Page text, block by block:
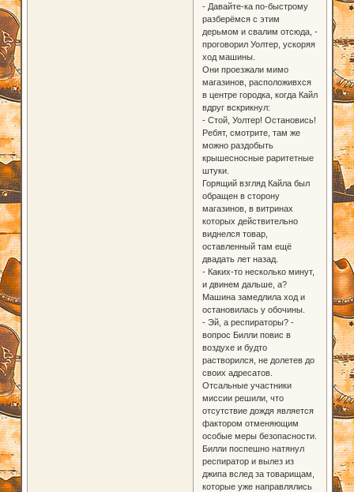
- Давайте-ка по-быстрому
разберёмся с этим
дерьмом и свалим отсюда, -
проговорил Уолтер, ускоряя
ход машины.
Они проезжали мимо
магазинов, расположивхся
в центре городка, когда Кайл
вдруг вскрикнул:
- Стой, Уолтер! Остановись!
Ребят, смотрите, там же
можно раздобыть
крышесносные раритетные
штуки.
Горящий взгляд Кайла был
обращен в сторону
магазинов, в витринах
которых действительно
виднелся товар,
оставленный там ещё
двадать лет назад.
- Каких-то несколько минут,
и двинем дальше, а?
Машина замедлила ход и
остановилась у обочины.
- Эй, а респираторы? -
вопрос Билли повис в
воздухе и будто
растворился, не долетев до
своих адресатов.
Отсальные участники
миссии решили, что
отсутствие дождя является
фактором отменяющим
особые меры безопасности.
Билли поспешно натянул
респиратор и вылез из
джипа вслед за товарищам,
которые уже направлялись